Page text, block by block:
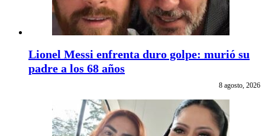
Lionel Messi enfrenta duro golpe: murió su
padre a los 68 años
8 agosto, 2026